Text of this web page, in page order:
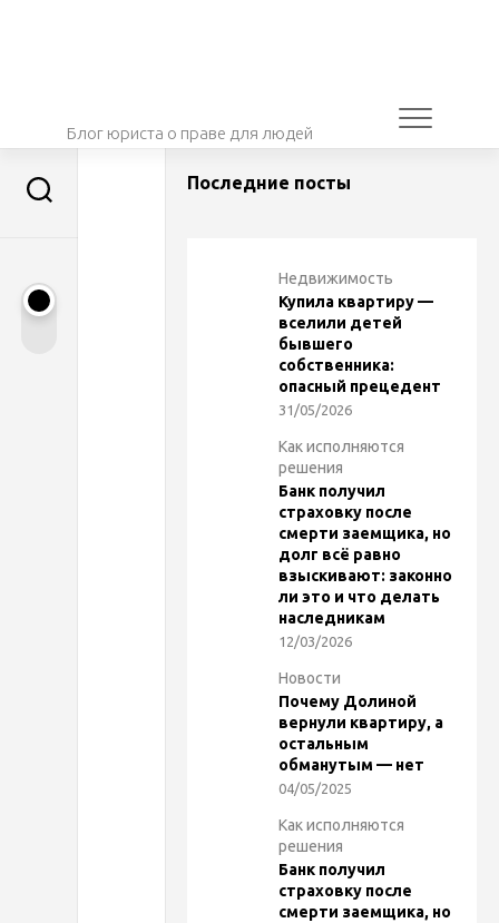
Блог юриста о праве для людей
Последние посты
Недвижимость
Купила квартиру —
вселили детей
бывшего
собственника:
опасный прецедент
31/05/2026
Как исполняются
решения
Банк получил
страховку после
смерти заемщика, но
долг всё равно
взыскивают: законно
ли это и что делать
наследникам
12/03/2026
Новости
Почему Долиной
вернули квартиру, а
остальным
обманутым — нет
04/05/2025
Как исполняются
решения
Банк получил
страховку после
смерти заемщика, но